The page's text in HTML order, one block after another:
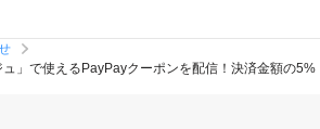
」で使えるPayPayクーポンを配信！決済金額の5%